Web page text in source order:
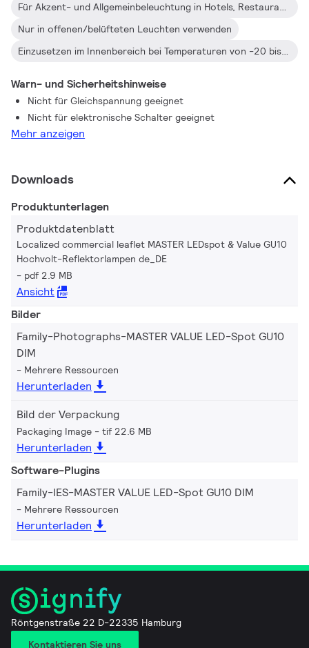
Für Akzent- und Allgemeinbeleuchtung in Hotels, Restaurants, Shops, Museen und Krankenhäusern
Nur in offenen/belüfteten Leuchten verwenden
Einzusetzen im Innenbereich bei Temperaturen von -20 bis +45°C
Warn- und Sicherheitshinweise
Nicht für Gleichspannung geeignet
Nicht für elektronische Schalter geeignet
Mehr anzeigen
Downloads
Produktunterlagen
Produktdatenblatt
Localized commercial leaflet MASTER LEDspot & Value GU10
Hochvolt-Reflektorlampen de_DE
pdf 2.9 MB
Ansicht
Bilder
Family-Photographs-MASTER VALUE LED-Spot GU10
DIM
Mehrere Ressourcen
Herunterladen
Bild der Verpackung
Packaging Image tif 22.6 MB
Herunterladen
Software-Plugins
Family-IES-MASTER VALUE LED-Spot GU10 DIM
Mehrere Ressourcen
Herunterladen
Röntgenstraße 22 D-22335 Hamburg
Kontaktieren Sie uns